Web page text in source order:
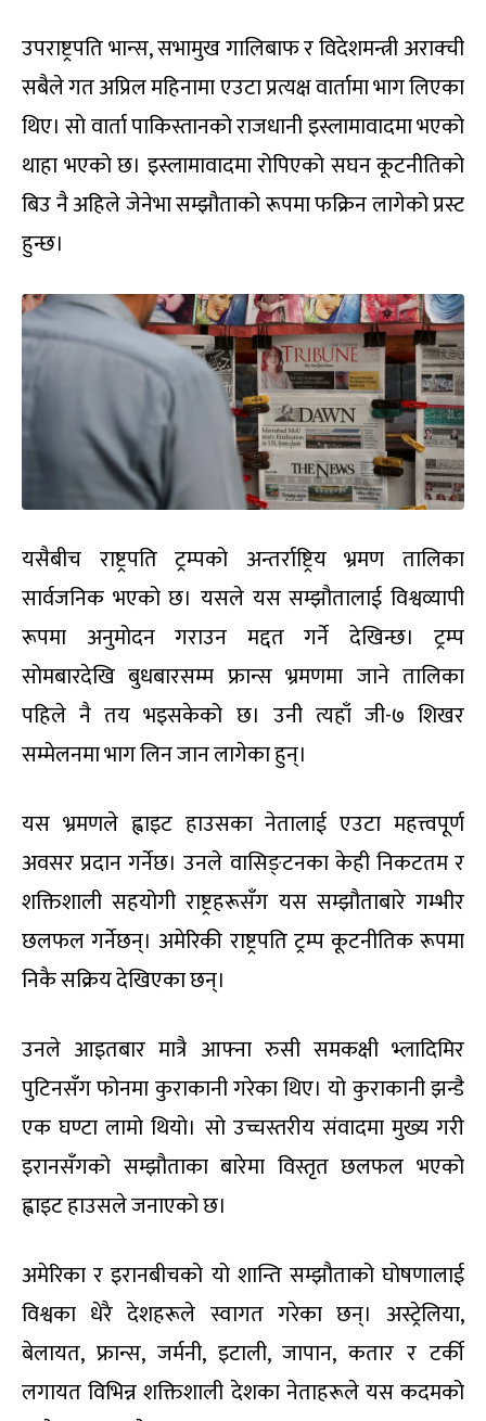
उपराष्ट्रपति भान्स, सभामुख गालिबाफ र विदेशमन्त्री अराक्ची
सबैले गत अप्रिल महिनामा एउटा प्रत्यक्ष वार्तामा भाग लिएका
थिए। सो वार्ता पाकिस्तानको राजधानी इस्लामावादमा भएको
थाहा भएको छ। इस्लामावादमा रोपिएको सघन कूटनीतिको
बिउ नै अहिले जेनेभा सम्झौताको रूपमा फक्रिन लागेको प्रस्ट
हुन्छ।
यसैबीच राष्ट्रपति ट्रम्पको अन्तर्राष्ट्रिय भ्रमण तालिका
सार्वजनिक भएको छ। यसले यस सम्झौतालाई विश्वव्यापी
रूपमा अनुमोदन गराउन मद्दत गर्ने देखिन्छ। ट्रम्प
सोमबारदेखि बुधबारसम्म फ्रान्स भ्रमणमा जाने तालिका
पहिले नै तय भइसकेको छ। उनी त्यहाँ जी-७ शिखर
सम्मेलनमा भाग लिन जान लागेका हुन्।
यस भ्रमणले ह्वाइट हाउसका नेतालाई एउटा महत्त्वपूर्ण
अवसर प्रदान गर्नेछ। उनले वासिङ्टनका केही निकटतम र
शक्तिशाली सहयोगी राष्ट्रहरूसँग यस सम्झौताबारे गम्भीर
छलफल गर्नेछन्। अमेरिकी राष्ट्रपति ट्रम्प कूटनीतिक रूपमा
निकै सक्रिय देखिएका छन्।
उनले आइतबार मात्रै आफ्ना रुसी समकक्षी भ्लादिमिर
पुटिनसँग फोनमा कुराकानी गरेका थिए। यो कुराकानी झन्डै
एक घण्टा लामो थियो। सो उच्चस्तरीय संवादमा मुख्य गरी
इरानसँगको सम्झौताका बारेमा विस्तृत छलफल भएको
ह्वाइट हाउसले जनाएको छ।
अमेरिका र इरानबीचको यो शान्ति सम्झौताको घोषणालाई
विश्वका धेरै देशहरूले स्वागत गरेका छन्। अस्ट्रेलिया,
बेलायत, फ्रान्स, जर्मनी, इटाली, जापान, कतार र टर्की
लगायत विभिन्न शक्तिशाली देशका नेताहरूले यस कदमको